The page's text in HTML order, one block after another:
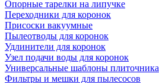
Опорные тарелки на липучке
Переходники для коронок
Присоски вакуумные
Пылеотводы для коронок
Удлинители для коронок
Узел подачи воды для коронок
Универсальные шаблоны плиточника
Фильтры и мешки для пылесосов